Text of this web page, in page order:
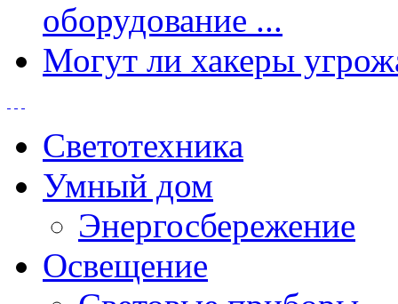
оборудование ...
Могут ли хакеры
Светотехника
Умный дом
Энергосбережение
Освещение